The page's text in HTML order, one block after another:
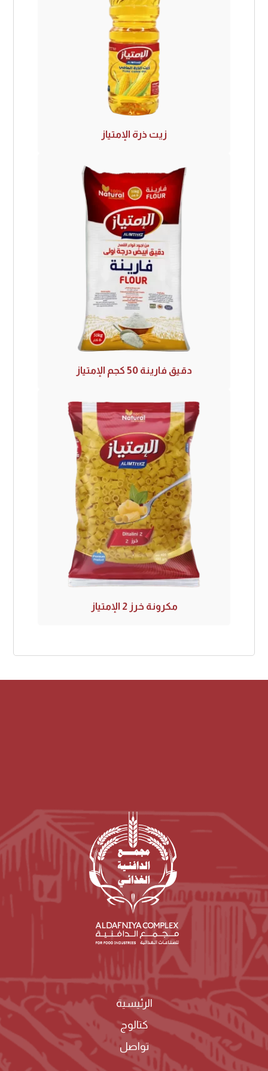
زيت ذرة الإمتياز
دقيق فارينة 50 كجم الإمتياز
مكرونة خرز 2 الإمتياز
الرئيسية
كتالوج
تواصل